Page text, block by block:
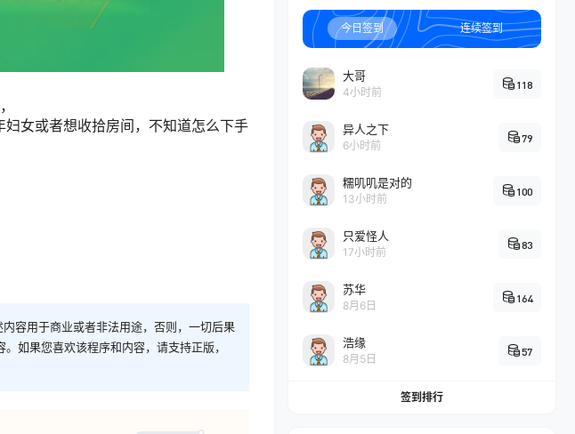
女或者想收拾房间，不知道怎么下手
容用于商业或者非法用途，否则，一切后果
如果您喜欢该程序和内容，请支持正版，
今日签到 连续签到
大哥
4小时前
118
异人之下
6小时前
79
糯叽叽是对的
13小时前
100
只爱怪人
17小时前
83
苏华
8月6日
164
浩缘
8月5日
57
签到排行